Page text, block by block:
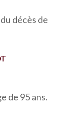
décès de
de 95 ans.